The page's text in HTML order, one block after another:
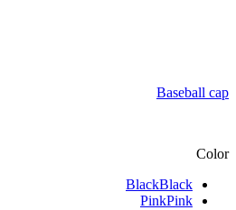
Baseball cap
Color
BlackBlack
PinkPink